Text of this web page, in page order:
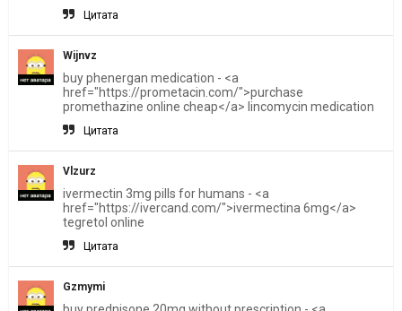
Цитата
Wijnvz
buy phenergan medication - <a
href="https://prometacin.com/">purchase
promethazine online cheap</a> lincomycin medication
Цитата
Vlzurz
ivermectin 3mg pills for humans - <a
href="https://ivercand.com/">ivermectina 6mg</a>
tegretol online
Цитата
Gzmymi